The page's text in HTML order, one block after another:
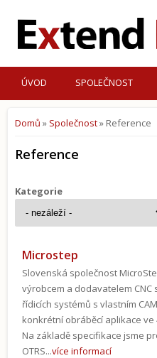
ÚVOD SPOLEČNOST
Jste zde
Domů » Společnost» Reference
Reference
Kategorie
Microstep
Slovenská společnost
výrobcem a dodavatelem CNC
řídicích systémů s vlastním
konkrétní obráběcí aplikace ve
Na základě specifikace jsme
OTRS...více informací